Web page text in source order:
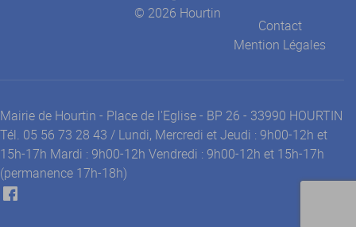
© 2026 Hourtin
Contact
Mention Légales
Mairie de Hourtin - Place de l'Eglise - BP 26 - 33990 HOURTIN
Tél. 05 56 73 28 43 / Lundi, Mercredi et Jeudi : 9h00-12h et
15h-17h Mardi : 9h00-12h Vendredi : 9h00-12h et 15h-17h
(permanence 17h-18h)